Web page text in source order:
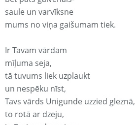
saule un varvīksne
mums no viņa gaišumam tiek.
Ir Tavam vārdam
mīļuma seja,
tā tuvums liek uzplaukt
un nespēku nīst,
Tavs vārds Unigunde uzzied gleznā,
to rotā ar dzeju,